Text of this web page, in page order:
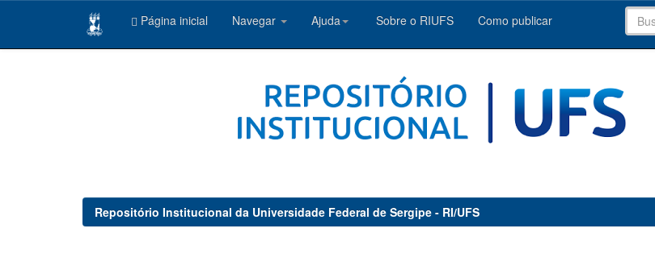
Página inicial Navegar Ajuda Sobre o RIUFS Como publicar
Repositório Institucional da Universidade Federal de Sergipe - RI/UFS